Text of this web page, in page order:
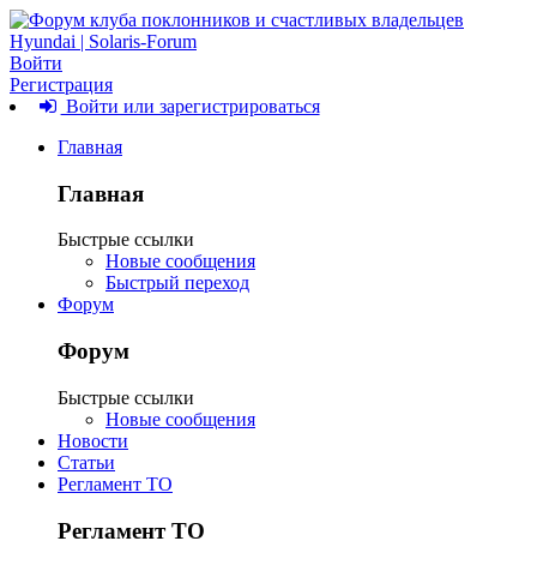
Войти
Регистрация
Войти или зарегистрироваться
Главная
Главная
Быстрые ссылки
Новые сообщения
Быстрый переход
Форум
Форум
Быстрые ссылки
Новые сообщения
Новости
Статьи
Регламент ТО
Регламент ТО